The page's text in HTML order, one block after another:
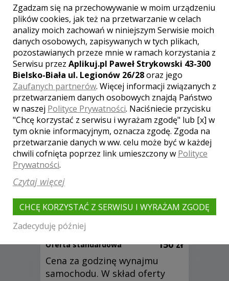
ODSŁON:1306
KIEROWCA
Kultowy LINCOLN TOWN CAR, biały,
6-osobowy, do wynajęcia na śluby,
bankiety i inne imprezy
okolicznościowe.
MOJE AUTA
LINCOLN TOWN CAR
OFERTA CENOWA
Nazwa Cena
Oferta standardowa
150 zł
Cena za godzinę wynajmu
samochodu. W skład oferty
Zgadzam się na przechowywanie w moim urządzeniu
plików cookies, jak też na przetwarzanie w celach
analizy moich zachowań w niniejszym Serwisie moich
danych osobowych, zapisywanych w tych plikach,
pozostawianych przeze mnie w ramach korzystania z
Serwisu przez Aplikuj.pl Paweł Strykowski 43-300
Bielsko-Biała ul. Legionów 26/28oraz jego
Zaufanych partnerów. Więcej informacji związanych z
przetwarzaniem danych osobowych znajdą Państwo
w naszej Polityce Prywatności. Naciśniecie przycisku
"Chcę korzystać z serwisu i wyrażam zgodę" lub [x] w
tym oknie informacyjnym, oznacza zgodę. Zgoda na
przetwarzanie danych w ww. celu może być w każdej
chwili cofnięta poprzez link umieszczony w Polityce
Prywatności.
Czytaj więcej
CHCĘ KORZYSTAĆ Z SERWISU I WYRAŻAM ZGODĘ
Zadecyduję później